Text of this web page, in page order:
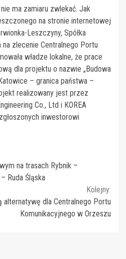
ma zamiaru zwlekać. Jak
na stronie internetowej
Leszczyny, Spółka
na zlecenie Centralnego Portu
władze lokalne, że prace
dla projektu o nazwie „Budowa
– granica państwa –
realizowany jest przez
Co., Ltd i KOREA
inwestorowi
na trasach Rybnik –
Ruda Śląska
Kolejny:
dla Centralnego Portu
Komunikacyjnego w Orzeszu